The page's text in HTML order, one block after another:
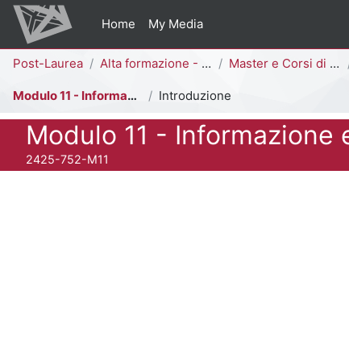
Vai al contenuto principale
Home
My Media
Percorso della pagina
Post-Laurea Alta formazione - Bicocca Academy Master e Corsi di Perfezionamento
Modulo 11 - Informazione e comunicazione Introduzione
Titolo del corso
Modulo 11 - Informazione
Codice identificativo del corso
2425-752-M11